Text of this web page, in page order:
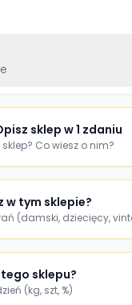
sklep w 1 zdaniu
Co wiesz o nim?
w tym sklepie?
(damski, dziecięcy,
sklepu?
(kg, szt, %)